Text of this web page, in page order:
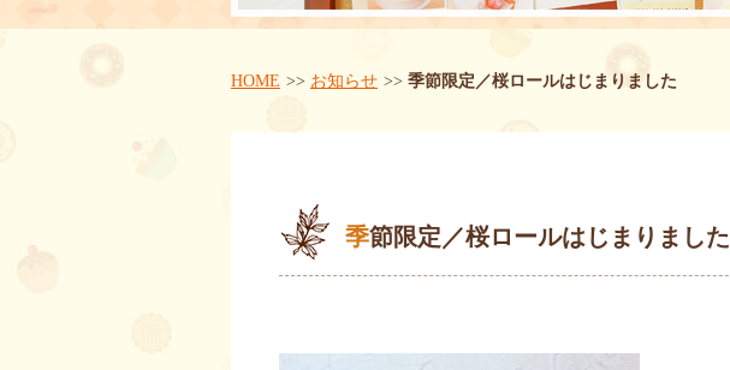
HOME お知らせ 季節限定／桜ロールはじまりました
季節限定／桜ロールはじまりました